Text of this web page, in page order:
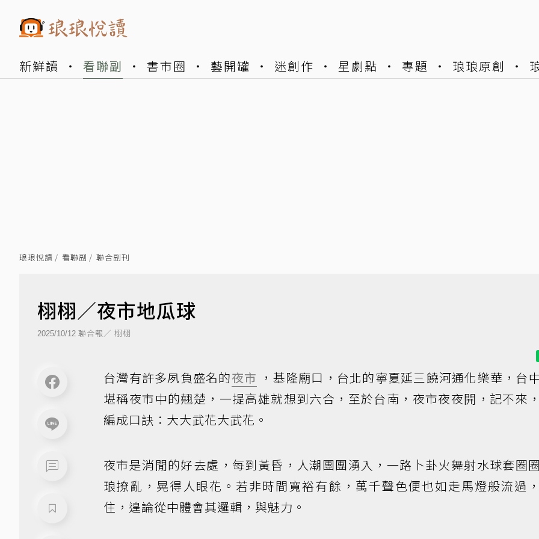
新鮮讀 看聯副 書市圈 藝開罐 迷創作 星劇點 專題 琅琅原創
琅琅悅讀 看聯副 聯合副刊
栩栩／夜市地瓜球
2025/10/12 聯合報／ 栩栩
台灣有許多夙負盛名的夜市 ，基隆廟口，台北的寧夏延三饒河通化樂華，台
堪稱夜市中的翹楚，一提高雄就想到六合，至於台南，夜市夜夜開，記不來
編成口訣：大大武花大武花。
夜市是消閒的好去處，每到黃昏，人潮團團湧入，一路卜卦火舞射水球套圈
琅撩亂，晃得人眼花。若非時間寬裕有餘，萬千聲色便也如走馬燈般流過
住，遑論從中體會其邏輯，與魅力。